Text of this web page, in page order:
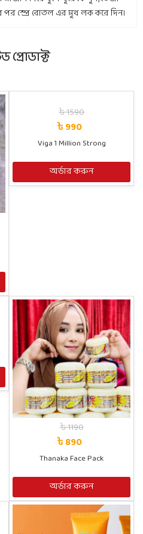
পর স্প্রে বোতল এর মুখ লক করে দিন।
প্রোডাক্ট
৳ 990
৳ 1590
Viga 1 Million Strong
অর্ডার করুন
৳ 890
৳ 1190
Thanaka Face Pack
অর্ডার করুন